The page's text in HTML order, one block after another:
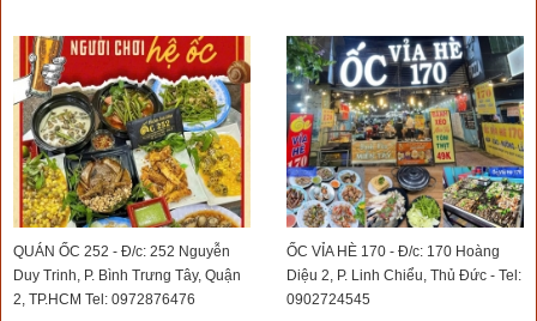
QUÁN ỐC 252 - Đ/c: 252 Nguyễn
Duy Trinh, P. Bình Trưng Tây, Quận
2, TP.HCM Tel: 0972876476
ỐC VỈA HÈ 170 - Đ/c: 170 Hoàng
Diệu 2, P. Linh Chiểu, Thủ Đức - Tel:
0902724545